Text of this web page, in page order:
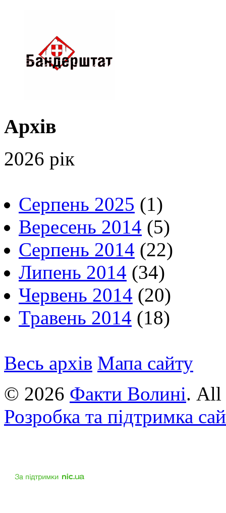
Архів
2026 рік
Серпень 2025 (1)
Вересень 2014 (5)
Серпень 2014 (22)
Липень 2014 (34)
Червень 2014 (20)
Травень 2014 (18)
Весь архів Мапа сайту
© 2026 Факти Волині. All
Розробка та підтримка